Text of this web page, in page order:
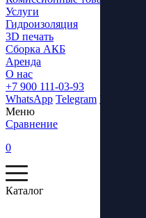
Услуги
Гидроизоляция
3D печать
Сборка АКБ
Аренда
О нас
+7 900 111-03-93
WhatsApp Telegram ВКонтакте
Меню
Сравнение
0
Каталог